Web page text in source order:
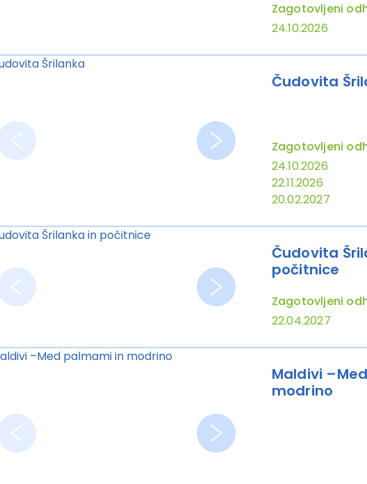
Zagotovljeni
24.10.2026
Čudovita
Zagotovljeni
24.10.2026
22.11.2026
20.02.2027
Čudovita
počitnice
Zagotovljeni
22.04.2027
Maldivi
modrino